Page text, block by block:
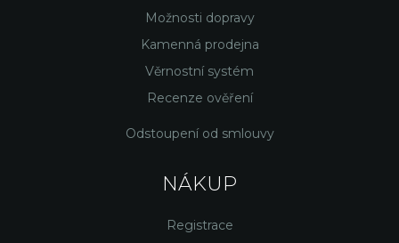
Možnosti dopravy
Kamenná prodejna
Věrnostní systém
Recenze ověření
Odstoupení od smlouvy
NÁKUP
Registrace